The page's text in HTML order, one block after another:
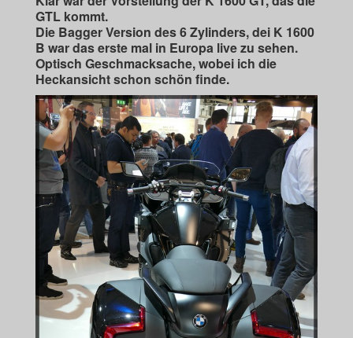
GTL kommt.
Die Bagger Version des 6 Zylinders, dei K 1600
B war das erste mal in Europa live zu sehen.
Optisch Geschmacksache, wobei ich die
Heckansicht schon schön finde.